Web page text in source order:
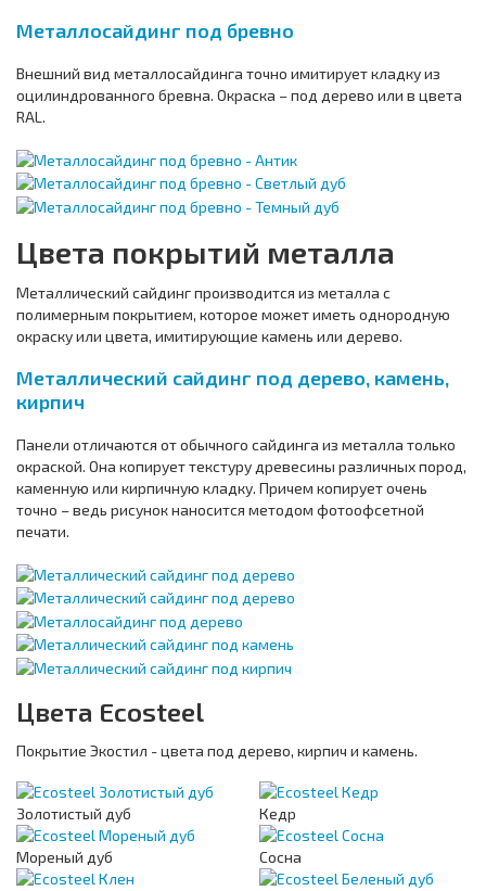
Металлосайдинг под бревно
Внешний вид металлосайдинга точно имитирует кладку из
оцилиндрованного бревна. Окраска – под дерево или в цвета
RAL.
Цвета покрытий металла
Металлический сайдинг производится из металла с
полимерным покрытием, которое может иметь однородную
окраску или цвета, имитирующие камень или дерево.
Металлический сайдинг под дерево, камень,
кирпич
Панели отличаются от обычного сайдинга из металла только
окраской. Она копирует текстуру древесины различных пород,
каменную или кирпичную кладку. Причем копирует очень
точно – ведь рисунок наносится методом фотоофсетной
печати.
Цвета Ecosteel
Покрытие Экостил - цвета под дерево, кирпич и камень.
Золотистый дуб Кедр
Мореный дуб Сосна